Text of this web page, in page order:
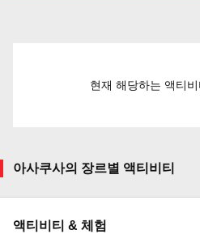
현재 해당하는 액티
아사쿠사의 장르별 액티비티
액티비티 & 체험